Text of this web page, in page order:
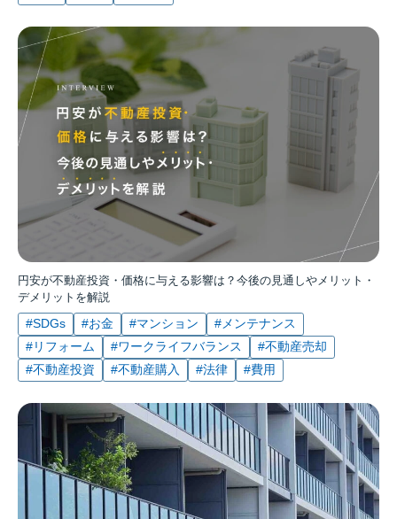
円安が不動産投資・価格に与える影響は？今後の見通しやメリット・
デメリットを解説
#SDGs #お金 #マンション
#メンテナンス
#リフォーム
#ワークライフバランス
#不動産売却
#不動産投資
#不動産購入 #法律 #費用